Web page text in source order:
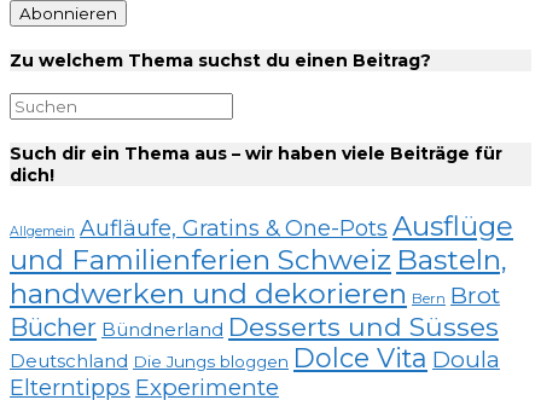
Zu welchem Thema suchst du einen Beitrag?
Such dir ein Thema aus – wir haben viele Beiträge für
dich!
Allgemein Aufläufe, Gratins & One-Pots Ausflüge
und Familienferien Schweiz Basteln,
handwerken und dekorieren Bern Brot
Bücher Bündnerland Desserts und Süsses
Deutschland Die Jungs bloggen Dolce Vita Doula
Elterntipps Experimente